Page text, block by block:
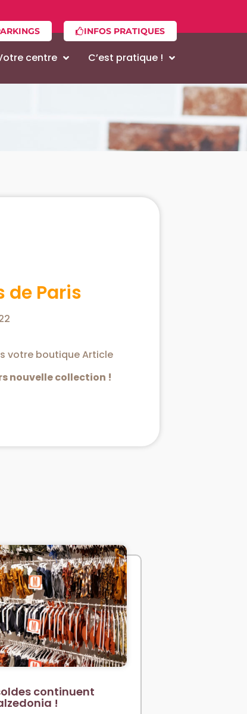
INFOS PRATIQUES
centre C’est pratique !
de Paris
votre boutique Article
nouvelle collection !
continuent
!